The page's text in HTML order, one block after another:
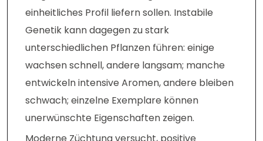
einheitliches Profil liefern sollen. Instabile
Genetik kann dagegen zu stark
unterschiedlichen Pflanzen führen: einige
wachsen schnell, andere langsam; manche
entwickeln intensive Aromen, andere bleiben
schwach; einzelne Exemplare können
unerwünschte Eigenschaften zeigen.